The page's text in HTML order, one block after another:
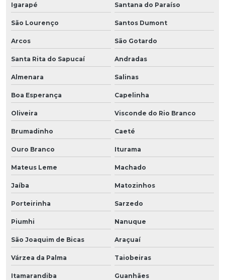
Igarapé Santana do Paraíso
São Lourenço Santos Dumont
Arcos São Gotardo
Santa Rita do Sapucaí Andradas
Almenara Salinas
Boa Esperança Capelinha
Oliveira Visconde do Rio Branco
Brumadinho Caeté
Ouro Branco Iturama
Mateus Leme Machado
Jaíba Matozinhos
Porteirinha Sarzedo
Piumhi Nanuque
São Joaquim de Bicas Araçuaí
Várzea da Palma Taiobeiras
Itamarandiba Guanhães